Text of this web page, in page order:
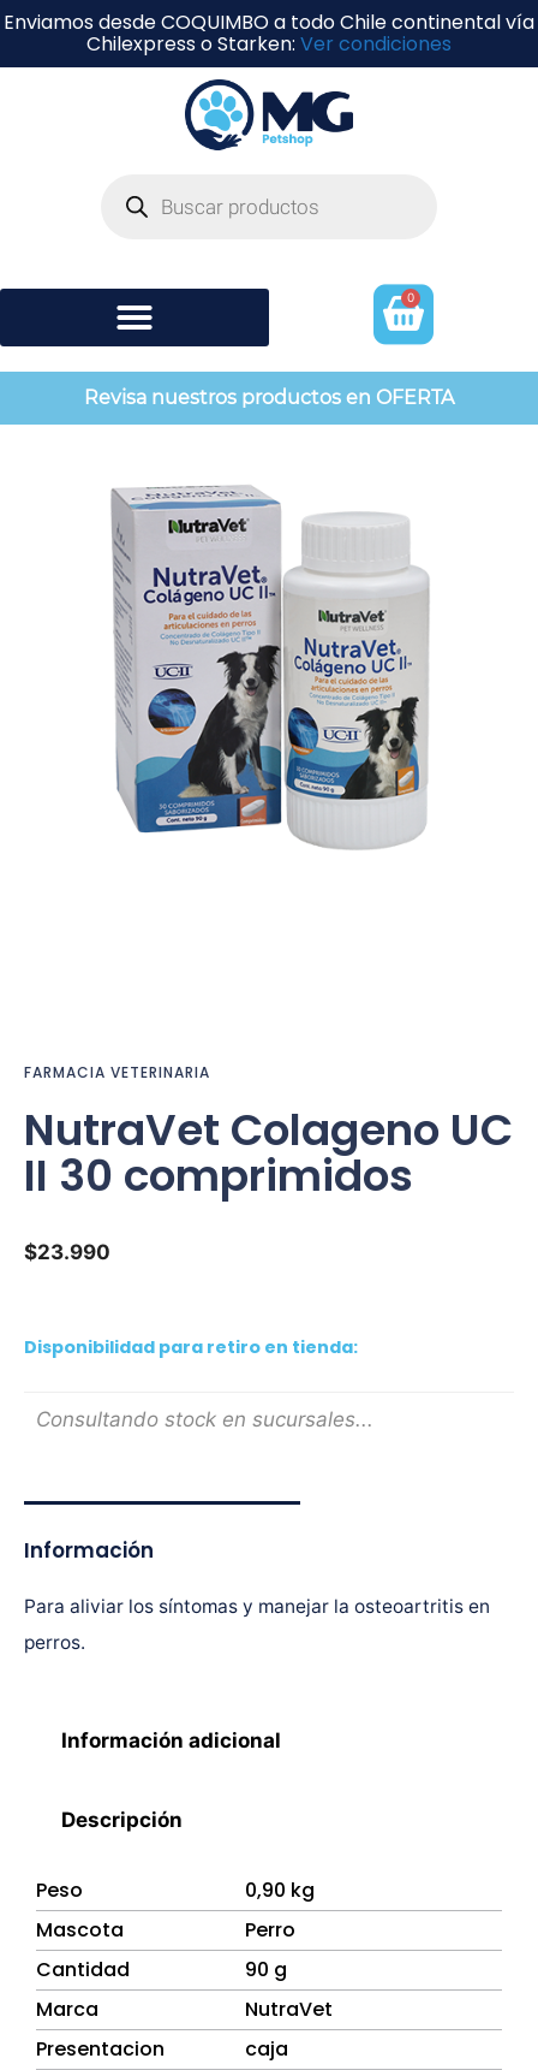
Enviamos desde COQUIMBO a todo Chile continental vía
Chilexpress o Starken: Ver condiciones
0
Revisa nuestros productos en OFERTA
FARMACIA VETERINARIA
NutraVet Colageno UC
II 30 comprimidos
$23.990
Disponibilidad para retiro en tienda:
Consultando stock en sucursales...
Información
Para aliviar los síntomas y manejar la osteoartritis en
perros.
Información adicional
Descripción
Peso
0,90 kg
Mascota
Perro
Cantidad
90 g
Marca
NutraVet
Presentacion
caja